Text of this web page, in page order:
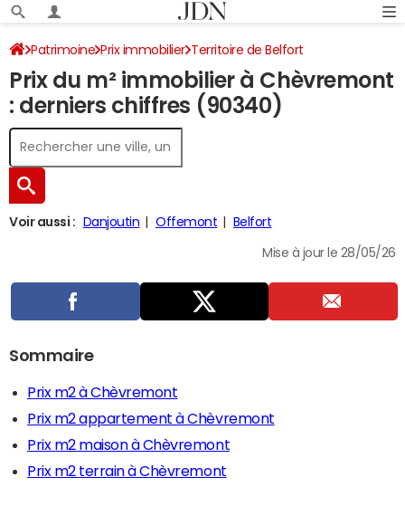
Patrimoine Prix immobilier Territoire de Belfort
Chèvremont
Prix du m² immobilier à Chèvremont
: derniers chiffres (90340)
Voir aussi : Danjoutin Offemont Belfort
Mise à jour le 28/05/26
Sommaire
Prix m2 à Chèvremont
Prix m2 appartement à Chèvremont
Prix m2 maison à Chèvremont
Prix m2 terrain à Chèvremont